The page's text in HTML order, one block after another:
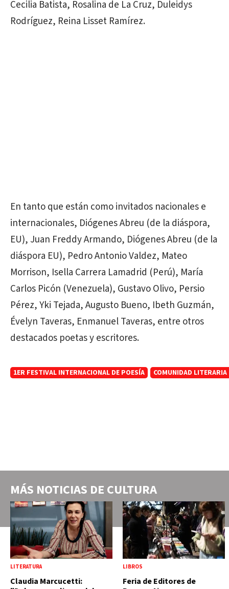
Cecilia Batista, Rosalina de La Cruz, Duleidys
Rodríguez, Reina Lisset Ramírez.
En tanto que están como invitados nacionales e
internacionales, Diógenes Abreu (de la diáspora,
EU), Juan Freddy Armando, Diógenes Abreu (de la
diáspora EU), Pedro Antonio Valdez, Mateo
Morrison, Isella Carrera Lamadrid (Perú), María
Carlos Picón (Venezuela), Gustavo Olivo, Persio
Pérez, Yki Tejada, Augusto Bueno, Ibeth Guzmán,
Évelyn Taveras, Enmanuel Taveras, entre otros
destacados poetas y escritores.
1ER FESTIVAL INTERNACIONAL DE POESÍA COMUNIDAD
MÁS NOTICIAS DE CULTURA
LITERATURA
Claudia Marcucetti:
LIBROS
Feria de Editores de